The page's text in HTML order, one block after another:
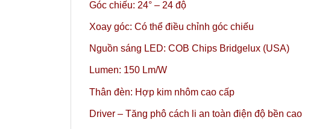
Góc chiếu: 24° – 24 độ
Xoay góc: Có thể điều chỉnh góc chiếu
Nguồn sáng LED: COB Chips Bridgelux (USA)
Lumen: 150 Lm/W
Thân đèn: Hợp kim nhôm cao cấp
Driver – Tăng phô cách li an toàn điện độ bền cao